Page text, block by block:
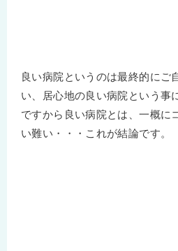
良い病院というのは最終的にご
い、居心地の良い病院という事
ですから良い病院とは、一概に
い難い・・・これが結論です。